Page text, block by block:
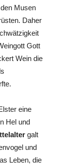
Musen
Daher
Gott
Wein die
eine
Hel und
galt
und
Leben, die